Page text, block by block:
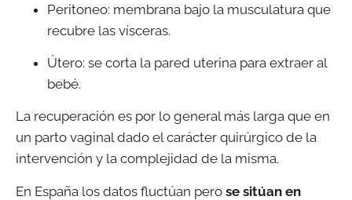
Peritoneo: membrana bajo la musculatura que
recubre las vísceras.
Útero: se corta la pared uterina para extraer al
bebé.
La recuperación es por lo general más larga que en
un parto vaginal dado el carácter quirúrgico de la
intervención y la complejidad de la misma.
En España los datos fluctúan pero se sitúan en